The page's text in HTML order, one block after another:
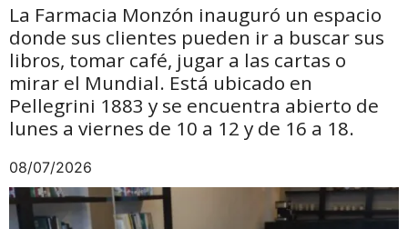
La Farmacia Monzón inauguró un espacio
donde sus clientes pueden ir a buscar sus
libros, tomar café, jugar a las cartas o
mirar el Mundial. Está ubicado en
Pellegrini 1883 y se encuentra abierto de
lunes a viernes de 10 a 12 y de 16 a 18.
08/07/2026